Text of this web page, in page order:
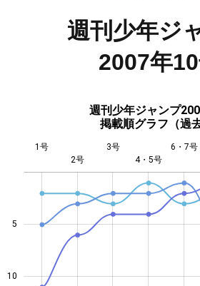
週刊少年ジ
2007年
週刊少年ジャンプ
掲載順グラフ（過
10
5
1号
2号
3号
4・5号
6・7号